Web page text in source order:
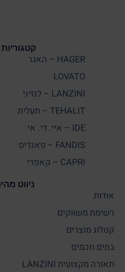
קטגוריות
HAGER – האגר
LOVATO
LANZINI – לנזיני
TEHALIT – תעלית
IDE – איי. די. אי
FANDIS – פאנדיס
CAPRI – קאפרי
ניווט מהיר
אודות
רשימת משווקים
קטלוג מוצרים
בתים חכמים
תאורה מקצועית LANZINI